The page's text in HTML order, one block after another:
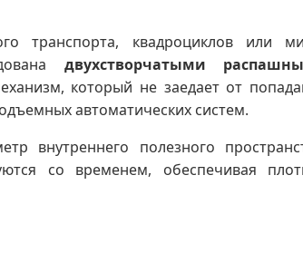
транспорта, квадроциклов или
двухстворчатыми
который не заедает от
автоматических систем.
внутреннего полезного
со временем, обеспечивая